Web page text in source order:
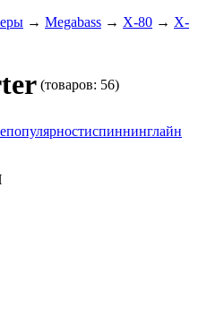
→ Megabass → X-80 → X-
(товаров: 56)
популярностиспиннинглайн